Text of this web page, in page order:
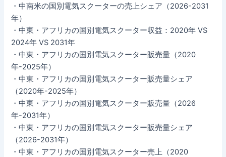
・中南米の国別電気スクーターの売上シェア（2026-2031
年）
・中東・アフリカの国別電気スクーター収益：2020年 VS
2024年 VS 2031年
・中東・アフリカの国別電気スクーター販売量（2020
年-2025年）
・中東・アフリカの国別電気スクーター販売量シェア
（2020年-2025年）
・中東・アフリカの国別電気スクーター販売量（2026
年-2031年）
・中東・アフリカの国別電気スクーター販売量シェア
（2026-2031年）
・中東・アフリカの国別電気スクーター売上（2020